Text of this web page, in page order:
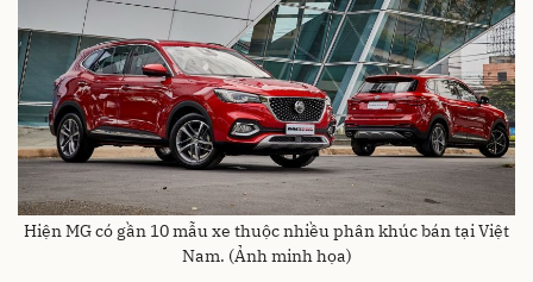
Hiện MG có gần 10 mẫu xe thuộc nhiều phân khúc bán tại Việt
Nam. (Ảnh minh họa)